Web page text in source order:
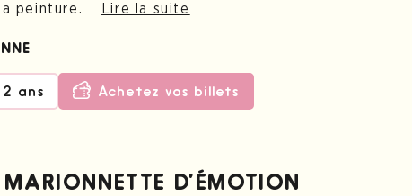
peinture.
Lire la suite
ans Achetez vos billets
MARIONNETTE D’ÉMOTION